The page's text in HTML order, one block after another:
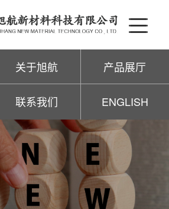
关于旭航 产品展厅
联系我们 ENGLISH